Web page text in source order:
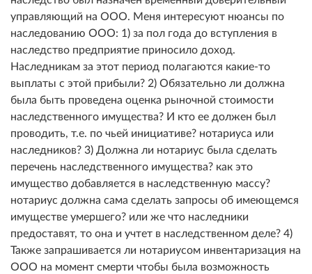
управляющий на ООО. Меня интересуют нюансы по
наследованию ООО: 1) за пол года до вступления в
наследство предприятие приносило доход.
Наследникам за этот период полагаются какие-то
выплаты с этой прибыли? 2) Обязательно ли должна
была быть проведена оценка рыночной стоимости
наследственного имущества? И кто ее должен был
проводить, т.е. по чьей инициативе? нотариуса или
наследников? 3) Должна ли нотариус была сделать
перечень наследственного имущества? как это
имущество добавляется в наследственную массу?
нотариус должна сама сделать запросы об имеющемся
имуществе умершего? или же что наследники
предоставят, то она и учтет в наследственном деле? 4)
Также запрашивается ли нотариусом инвентаризация на
ООО на момент смерти чтобы была возможность